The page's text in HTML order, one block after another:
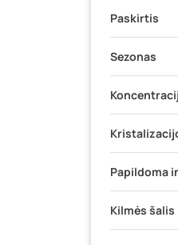
Paskirtis
Sezonas
Papildoma
Kilmės šalis